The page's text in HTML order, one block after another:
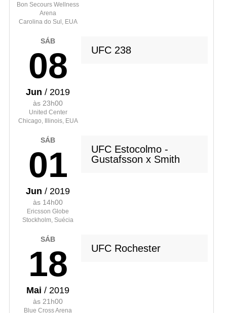
Bon Secours Wellness
Arena
Carolina do Sul, EUA
SÁB
08
Jun / 2019
às 23h00
United Center
Chicago, Illinois, EUA
UFC 238
SÁB
01
Jun / 2019
às 14h00
Ericsson Globe
Stockholm, Suécia
UFC Estocolmo -
Gustafsson x Smith
SÁB
18
Mai / 2019
às 21h00
Blue Cross Arena
UFC Rochester